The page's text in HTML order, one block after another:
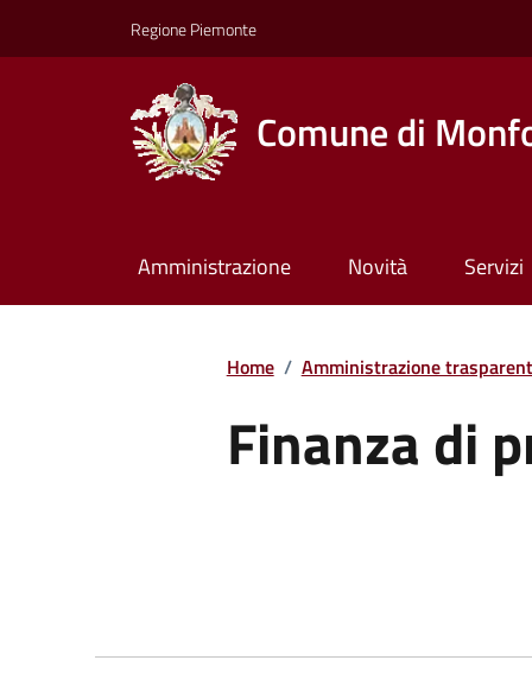
Regione Piemonte
Comune di
Amministrazione Novità Servizi
Home / Amministrazione
Finanza di